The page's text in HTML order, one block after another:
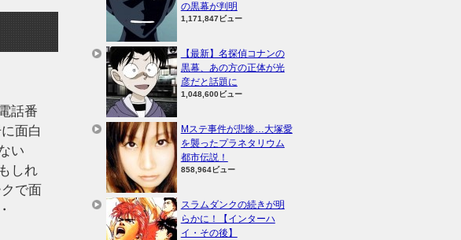
話番
面白
い
しれ
で面
の黒幕が判明
1,171,847ビュー
【最新】名探偵コナンの
黒幕、あの方の正体が光
彦だと話題に
1,048,600ビュー
Mステ事件が悲惨…大塚愛
を襲ったプラネタリウム
都市伝説！
858,964ビュー
スラムダンクの続きが明
らかに！【インターハ
イ・その後】